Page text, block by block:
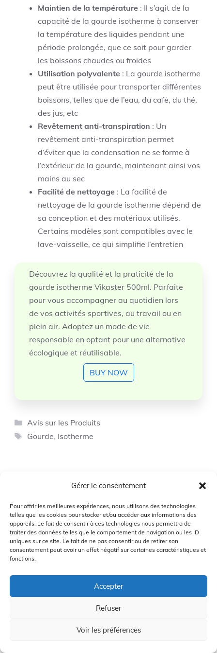
Gérer le consentement
Pour offrir les meilleures expériences, nous utilisons des technologies
telles que les cookies pour stocker et/ou accéder aux informations des
appareils. Le fait de consentir à ces technologies nous permettra de
traiter des données telles que le comportement de navigation ou les ID
uniques sur ce site. Le fait de ne pas consentir ou de retirer son
consentement peut avoir un effet négatif sur certaines caractéristiques et
fonctions.
Accepter
Refuser
Voir les préférences
Maintien de la température : Il s’agit de la
capacité de la gourde isotherme à conserver
la température des liquides pendant une
période prolongée, que ce soit pour garder
les boissons chaudes ou froides
Utilisation polyvalente : La gourde isotherme
peut être utilisée pour transporter différentes
boissons, telles que de l’eau, du café, du thé,
des jus, etc
Revêtement anti-transpiration : Un
revêtement anti-transpiration permet
d’éviter que la condensation ne se forme à
l’extérieur de la gourde, maintenant ainsi vos
mains au sec
Facilité de nettoyage : La facilité de
nettoyage de la gourde isotherme dépend de
sa conception et des matériaux utilisés.
Certains modèles sont compatibles avec le
lave-vaisselle, ce qui simplifie l’entretien
Découvrez la qualité et la praticité de la
gourde isotherme Vikaster 500ml. Parfaite
pour vous accompagner au quotidien lors
de vos activités sportives, au travail ou en
plein air. Adoptez un mode de vie
responsable en optant pour une alternative
écologique et réutilisable.
BUY NOW
Catégories
Avis sur les Produits
Étiquettes
Gourde, Isotherme
Top 6 Télémètres
Laser à ne pas
manquer
golf les plus
les amateurs